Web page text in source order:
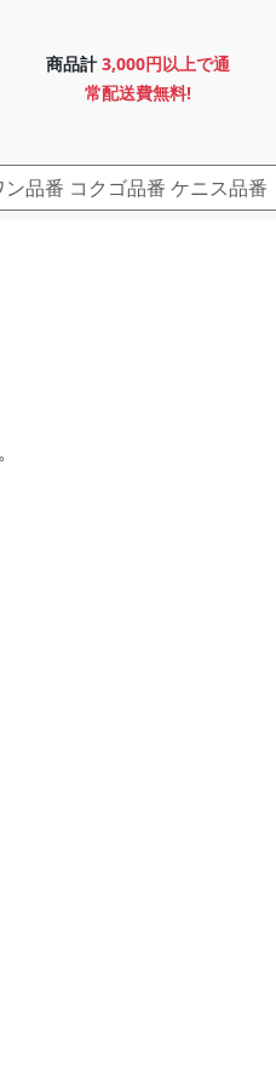
商品計 3,000円以上で通
常配送費無料!